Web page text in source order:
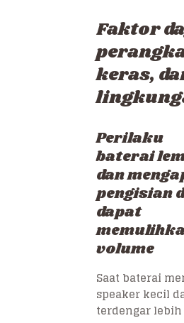
Faktor
keras,
Perilaku
baterai
dan
pengisian
dapat
volume
Saat baterai
speaker kecil
terdengar